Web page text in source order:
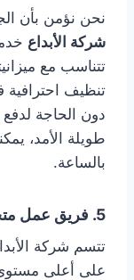
نحن نؤمن بأن
شركة الأبداع
تتناسب مع
تنظيف احترافية
دون الحاجة
طويلة الأمد،
بالساعة.
5. فريق عمل
تتسم شركة
على أعلى